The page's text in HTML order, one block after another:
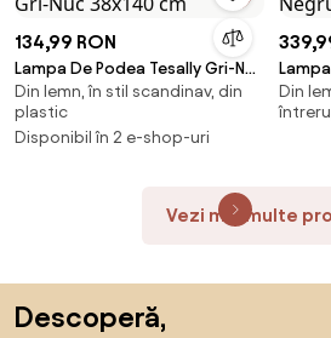
134,99 RON
Lampa De Podea Tesally Gri-Nuc
38x140 cm
Din lemn, în stil scandinav, din
plastic
Disponibil în 2 e-shop-uri
Stejar
Din
Vezi mai multe
Descoperă,